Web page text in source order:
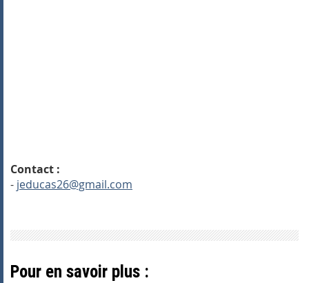
Contact :
- jeducas26@gmail.com
Pour en savoir plus :